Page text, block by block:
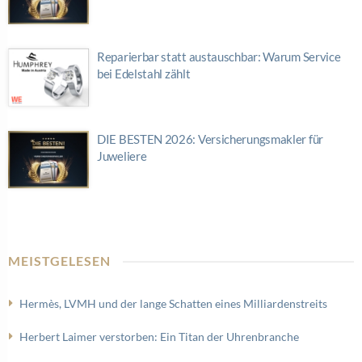
Reparierbar statt austauschbar: Warum Service
bei Edelstahl zählt
DIE BESTEN 2026: Versicherungsmakler für
Juweliere
MEISTGELESEN
Hermès, LVMH und der lange Schatten eines Milliardenstreits
Herbert Laimer verstorben: Ein Titan der Uhrenbranche